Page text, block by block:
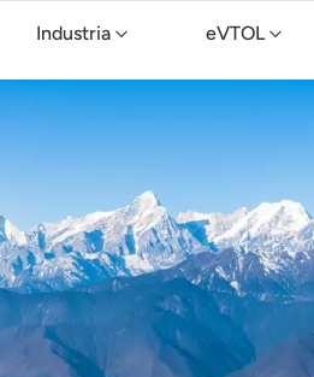
Industria eVTOL